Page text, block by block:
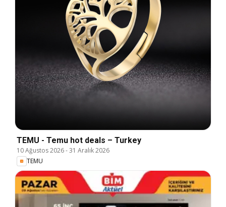
TEMU - Temu hot deals – Turkey
10 Ağustos 2026-31 Aralık 2026
TEMU